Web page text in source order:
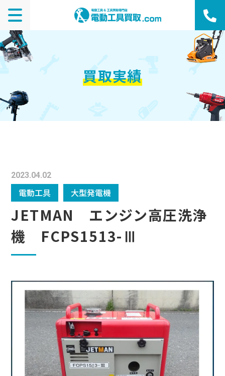
買取実績
2023.04.02
電動工具 大型発電機
JETMAN エンジン高圧洗浄
機 FCPS1513-Ⅲ